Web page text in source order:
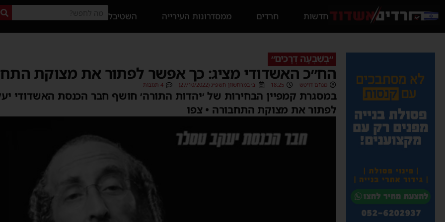
חדשות חרדים ממסדרונות העירייה השטיבל
״בְשִׁבְעָה דְרָכִים״
הח״כ האשדודי מציג: כך אפשר לפתור את מצוקת
מנחם דויטש 18:25 ב׳ במרחשוון תשפ״ג (27/10/2022) 4 תגובות
במסגרת קמפיין הבחירות של ׳יהדות התורה׳ חושף חבר הכנסת האשדודי
לפתור את מצוקת התחבורה • צפו